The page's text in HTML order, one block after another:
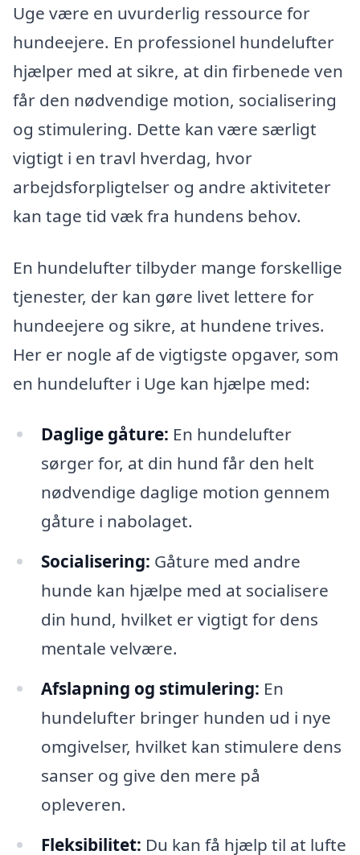
Uge være en uvurderlig ressource for
hundeejere. En professionel hundelufter
hjælper med at sikre, at din firbenede ven
får den nødvendige motion, socialisering
og stimulering. Dette kan være særligt
vigtigt i en travl hverdag, hvor
arbejdsforpligtelser og andre aktiviteter
kan tage tid væk fra hundens behov.
En hundelufter tilbyder mange forskellige
tjenester, der kan gøre livet lettere for
hundeejere og sikre, at hundene trives.
Her er nogle af de vigtigste opgaver, som
en hundelufter i Uge kan hjælpe med:
Daglige gåture: En hundelufter
sørger for, at din hund får den helt
nødvendige daglige motion gennem
gåture i nabolaget.
Socialisering: Gåture med andre
hunde kan hjælpe med at socialisere
din hund, hvilket er vigtigt for dens
mentale velvære.
Afslapning og stimulering: En
hundelufter bringer hunden ud i nye
omgivelser, hvilket kan stimulere dens
sanser og give den mere på
opleveren.
Fleksibilitet: Du kan få hjælp til at lufte